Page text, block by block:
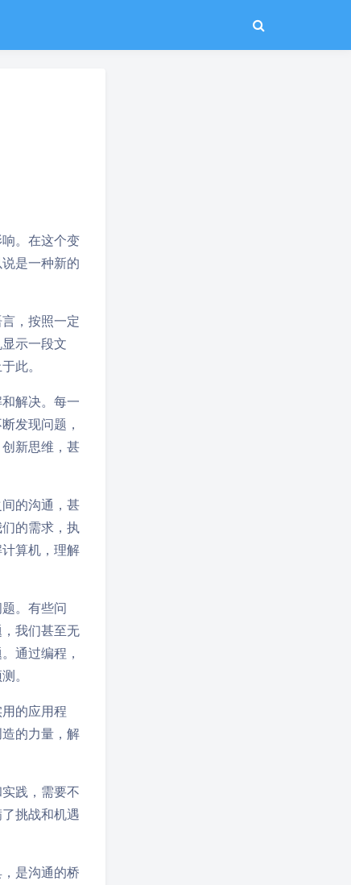
。在这个变
是一种新的
，按照一定
示一段文
此。
解决。每一
发现问题，
新思维，甚
的沟通，甚
的需求，执
算机，理解
。有些问
我们甚至无
通过编程，
。
的应用程
的力量，解
践，需要不
挑战和机遇
是沟通的桥